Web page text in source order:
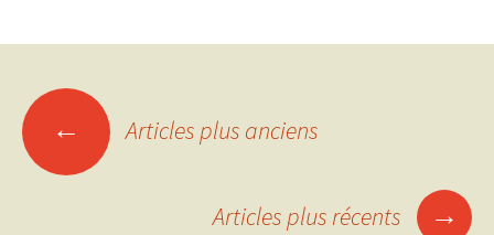
Navigation
← Articles plus anciens
Articles plus récents →